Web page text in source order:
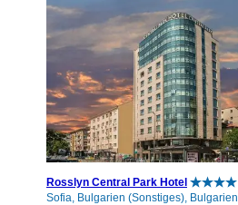
Rosslyn Central Park Hotel
Sofia, Bulgarien (Sonstiges), Bulgarien